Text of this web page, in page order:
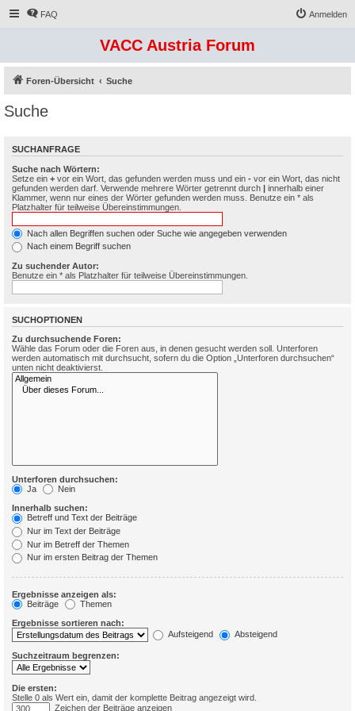
FAQ Anmelden
VACC Austria Forum
Foren-Übersicht Suche
Suche
SUCHANFRAGE
Suche nach Wörtern:
Setze ein + vor ein Wort, das gefunden werden muss und ein - vor ein Wort, das nicht
gefunden werden darf. Verwende mehrere Wörter getrennt durch | innerhalb einer
Klammer, wenn nur eines der Wörter gefunden werden muss. Benutze ein * als
Platzhalter für teilweise Übereinstimmungen.
Nach allen Begriffen suchen oder Suche wie angegeben verwenden
Nach einem Begriff suchen
Zu suchender Autor:
Benutze ein * als Platzhalter für teilweise Übereinstimmungen.
SUCHOPTIONEN
Zu durchsuchende Foren:
Wähle das Forum oder die Foren aus, in denen gesucht werden soll. Unterforen
werden automatisch mit durchsucht, sofern du die Option „Unterforen durchsuchen“
unten nicht deaktivierst.
Unterforen durchsuchen:
Ja
Nein
Innerhalb suchen:
Betreff und Text der Beiträge
Nur im Text der Beiträge
Nur im Betreff der Themen
Nur im ersten Beitrag der Themen
Ergebnisse anzeigen als:
Beiträge
Themen
Ergebnisse sortieren nach:
Aufsteigend
Absteigend
Suchzeitraum begrenzen:
Die ersten:
Stelle 0 als Wert ein, damit der komplette Beitrag angezeigt wird.
Zeichen der Beiträge anzeigen